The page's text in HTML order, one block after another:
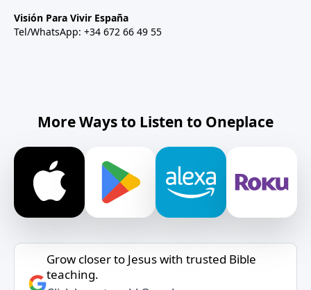
Visión Para Vivir España
Tel/WhatsApp: +34 672 66 49 55
More Ways to Listen to Oneplace
Grow closer to Jesus with trusted Bible
teaching.